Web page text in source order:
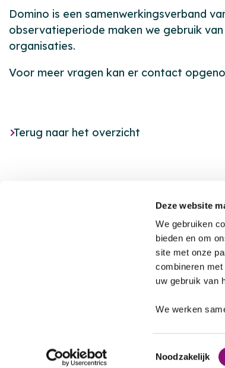
Deze website
We gebruiken
bieden en om
site met onze
combineren
uw gebruik van
We werken
Noodzakelijk
Domino is een samenwerkingsverband
observatieperiode maken we gebruik
organisaties.
Voor meer vragen kan er contact
Terug naar het overzicht
© 2026 EemhartPrivacyverklaringContact